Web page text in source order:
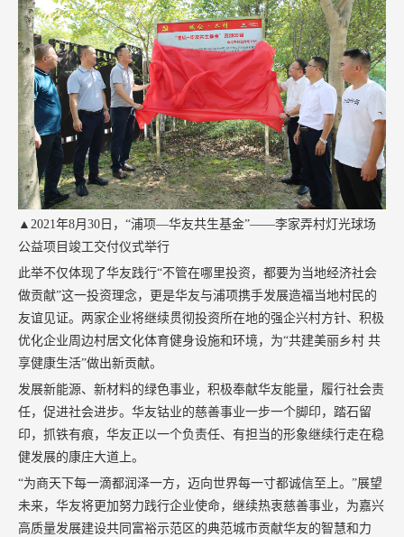
▲2021年8月30日，“浦项—华友共生基金”——李家弄村灯光球场
公益项目竣工交付仪式举行
此举不仅体现了华友践行“不管在哪里投资，都要为当地经济社会
做贡献”这一投资理念，更是华友与浦项携手发展造福当地村民的
友谊见证。两家企业将继续贯彻投资所在地的强企兴村方针、积极
优化企业周边村居文化体育健身设施和环境，为“共建美丽乡村 共
享健康生活”做出新贡献。
发展新能源、新材料的绿色事业，积极奉献华友能量，履行社会责
任，促进社会进步。华友钴业的慈善事业一步一个脚印，踏石留
印，抓铁有痕，华友正以一个负责任、有担当的形象继续行走在稳
健发展的康庄大道上。
“为商天下每一滴都润泽一方，迈向世界每一寸都诚信至上。”展望
未来，华友将更加努力践行企业使命，继续热衷慈善事业，为嘉兴
高质量发展建设共同富裕示范区的典范城市贡献华友的智慧和力